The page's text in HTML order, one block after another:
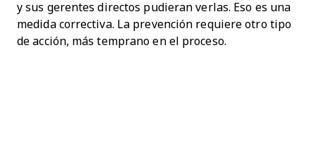
y sus gerentes directos pudieran verlas. Eso es una
medida correctiva. La prevención requiere otro tipo
de acción, más temprano en el proceso.